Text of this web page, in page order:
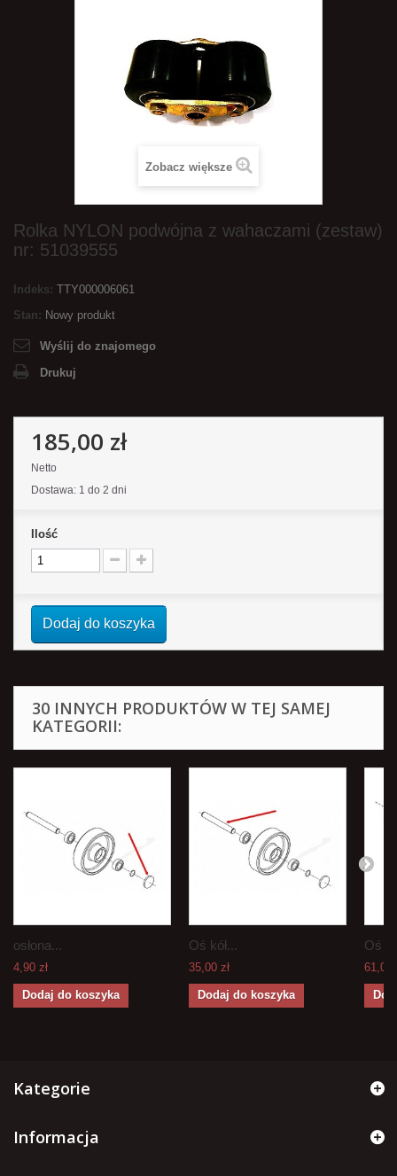
Zobacz większe
Rolka NYLON podwójna z wahaczami (zestaw)
nr: 51039555
Indeks: TTY000006061
Stan: Nowy produkt
Wyślij do znajomego
Drukuj
185,00 zł
Netto
Dostawa: 1 do 2 dni
Ilość
Dodaj do koszyka
30 INNYCH PRODUKTÓW W TEJ SAMEJ
KATEGORII:
osłona...
4,90 zł
Dodaj do koszyka
Oś kół...
35,00 zł
Dodaj do koszyka
Oś
61,00
Kategorie
Informacja